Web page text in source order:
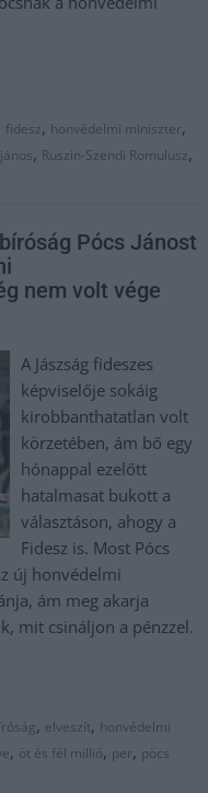
fidesz, honvédelmi miniszter,
, Ruszin-Szendi Romulusz,
Pócs Jánost
nem volt vége
A Jászság fideszes
képviselője sokáig
kirobbanthatatlan volt
körzetében, ám bő egy
hónappal ezelőtt
hatalmasat bukott a
választáson, ahogy a
Fidesz is. Most Pócs
új honvédelmi
ám meg akarja
mit csináljon a pénzzel.
, elveszít, honvédelmi
, öt és fél millió, per, pöcs